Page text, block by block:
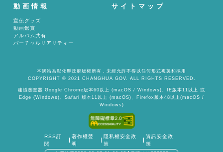
動画情報
宣伝グッズ
動画鑑賞
アルバム共有
バーチャルリアリティー
サイトマップ
本網站為彰化縣政府版權所有，未經允許不得以任何形式複製和採用
COPYRIGHT © 2021 CHANGHUA GOV. ALL RIGHTS RESERVED.
建議瀏覽器 Google Chrome版本60以上 (macOS / Windows)、IE版本11以上 或
Edge (Windows)、Safari 版本11以上 (macOS)、Firefox版本48以上(macOS /
Windows)
RSS訂
閱
著作權聲
明
隱私權安全政
策
資訊安全政
策